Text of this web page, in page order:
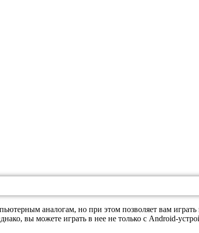
аналогам, но при этом позволяет вам играть
вы можете играть в нее не только с Android-